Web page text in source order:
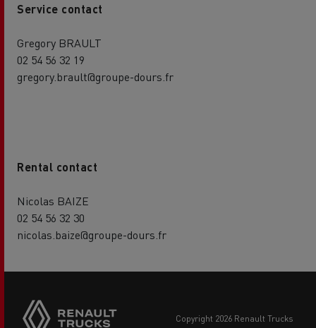
Service contact
Gregory BRAULT
02 54 56 32 19
gregory.brault@groupe-dours.fr
Rental contact
Nicolas BAIZE
02 54 56 32 30
nicolas.baize@groupe-dours.fr
buttons
copyright 2026 Renault Trucks